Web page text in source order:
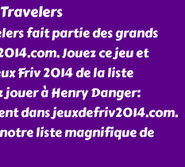
fait partie des grands
Jouez ce jeu et
Friv 2014 de la liste
à Henry Danger:
dans jeuxdefriv2014.com.
liste magnifique de